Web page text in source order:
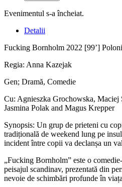
Evenimentul s-a încheiat.
Detalii
Fucking Bornholm 2022 [99’]
Regia: Anna Kazejak
Gen; Dramă, Comedie
Cu: Agnieszka Grochowska, Maciej
Jasmina Polak and Magus Krepper
Synopsis: Un grup de prieteni cu
tradițională de weekend lung pe
incident între copii va declanșa un
„Fucking Bornholm” este o
peisajul scandinav, prezentată din
nevoie de schimbări profunde în